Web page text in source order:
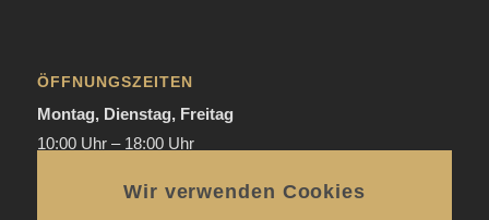
ÖFFNUNGSZEITEN
Montag, Dienstag, Freitag
10:00 Uhr – 18:00 Uhr
Mai bis September:12:00 Uhr – 20:00 Uhr / ab 18.00 Uhr
Wir verwenden Cookies